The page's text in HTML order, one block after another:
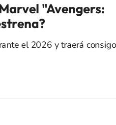
"Avengers:
el 2026 y traerá